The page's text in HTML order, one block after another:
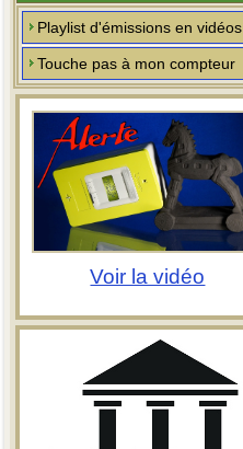
Playlist d'émissions en vidéos
Touche pas à mon compteur
Voir la vidéo